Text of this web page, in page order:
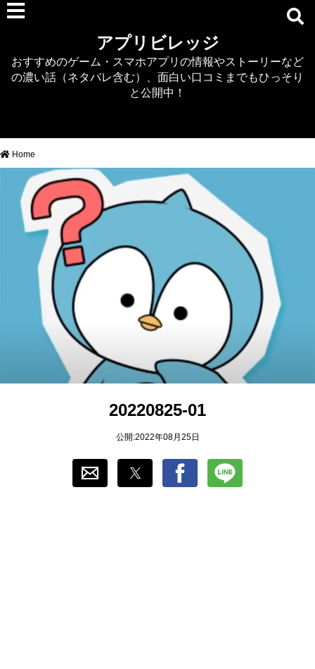
デタリキZ
アナザーエデン
RTS/MOBA
アクション
シミュレーション
牧場婚活
DEAD OR ALIVE XVV
パズル/クイズ
ノベル
おすすめ
ゲーム自動化
アプリビレッジ
おすすめのゲーム・スマホアプリの情報やストーリーなど
の濃い話（ネタバレ含む）、面白い口コミまでもひっそり
と公開中！
Home
20220825-01
公開:2022年08月25日